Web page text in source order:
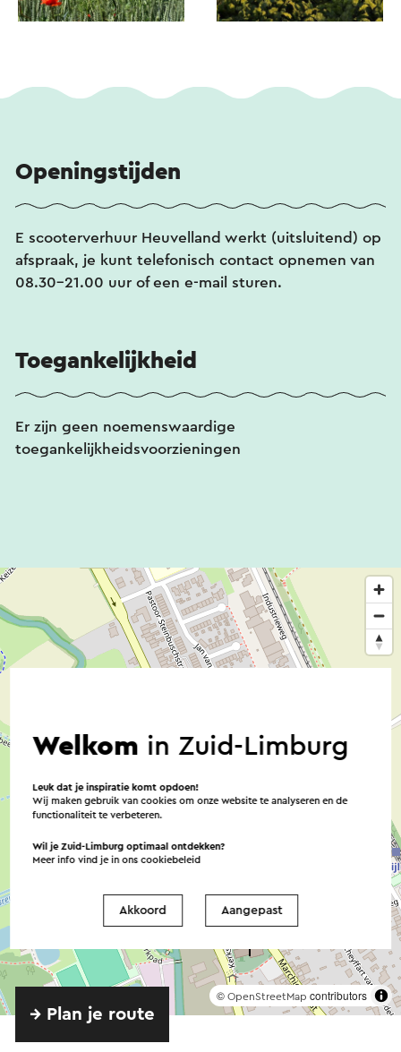
Openingstijden
E scooterverhuur Heuvelland werkt (uitsluitend) op
afspraak, je kunt telefonisch contact opnemen van
08.30-21.00 uur of een e-mail sturen.
Toegankelijkheid
Er zijn geen noemenswaardige
toegankelijkheidsvoorzieningen
© OpenStreetMap contributors
→ Plan je route
Welkom in Zuid-Limburg
Leuk dat je inspiratie komt opdoen!
Wij maken gebruik van cookies om onze website te analyseren en de
functionaliteit te verbeteren.
Wil je Zuid-Limburg optimaal ontdekken?
Meer info vind je in onscookiebeleid
Akkoord Aangepast